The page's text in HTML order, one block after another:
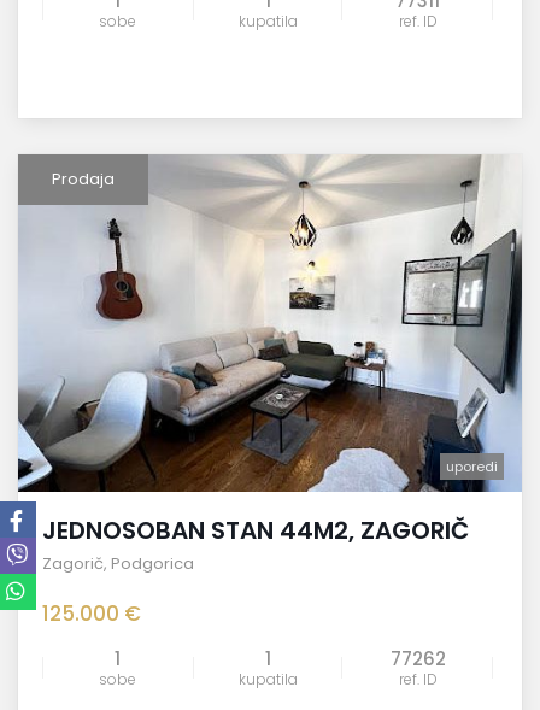
sobe kupatila ref. ID
Prodaja
uporedi
JEDNOSOBAN STAN 44M2, ZAGORIČ
Zagorič, Podgorica
125.000 €
1
sobe
1
kupatila
77262
ref. ID